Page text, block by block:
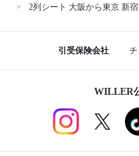
2列シート 大阪から東京 新
引受保険会社 チ
WILLER